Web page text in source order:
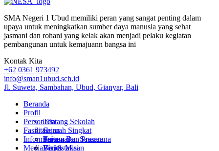
SMA Negeri 1 Ubud memiliki peran yang sangat penting dalam
upaya untuk meningkatkan sumber daya manusia yang sehat
jasmani dan rohani yang kelak akan menjadi pelaku kegiatan
pembangunan untuk kemajuann bangsa ini
Kontak Kita
+62 0361 973492
info@sman1ubud.sch.id
Jl. Suweta, Sambahan, Ubud, Gianyar, Bali
Beranda
Profil
Tentang Sekolah
Sejarah Singkat
Tujuan dan Sasaran
Visi & Misi
Personalia
Guru
Pegawai
Fasilitas
Sarana Dan Prasarana
Perpustakaan
Informasi
Berita
Media